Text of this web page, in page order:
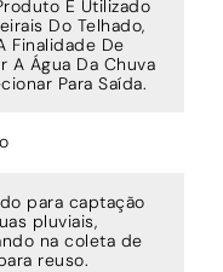
É Utilizado
Do Telhado,
Finalidade De
A Água Da Chuva
Para Saída.
para captação
pluviais,
na coleta de
reuso.